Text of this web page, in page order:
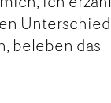
beleben das